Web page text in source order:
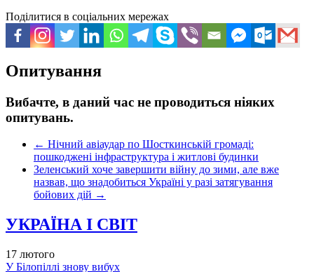
Поділитися в соціальних мережах
Опитування
Вибачте, в даний час не проводиться ніяких
опитувань.
← Нічний авіаудар по Шосткинській громаді:
пошкоджені інфраструктура і житлові будинки
Зеленський хоче завершити війну до зими, але вже
назвав, що знадобиться Україні у разі затягування
бойових дій →
УКРАЇНА І СВІТ
17 лютого
У Білопіллі знову вибух